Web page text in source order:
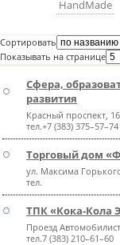
пїЅпїЅпїЅ
пїЅпїЅпїЅ
пїЅпїЅпїЅ
НandMade
Сортировать
Показывать на странице
Сфера,
развития
Красный проспект,
тел.+7 (383) 375–57–74
Торговый дом
ул. Максима
тел.
ТПК «Кока-Кола
Проезд
тел.7 (383) 210–61–60